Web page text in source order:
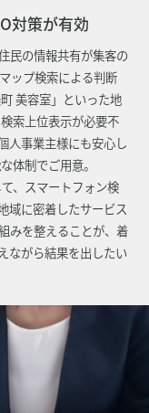
対策が有効
民の情報共有が集客の
ップ検索による判断
美容室」といった地
索上位表示が必要不
人事業主様にも安心し
体制でご用意。
、スマートフォン検
域に密着したサービス
みを整えることが、着
ながら結果を出したい